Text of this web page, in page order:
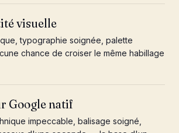
visuelle
typographie soignée, palette
chance de croiser le même habillage
Google natif
impeccable, balisage soigné,